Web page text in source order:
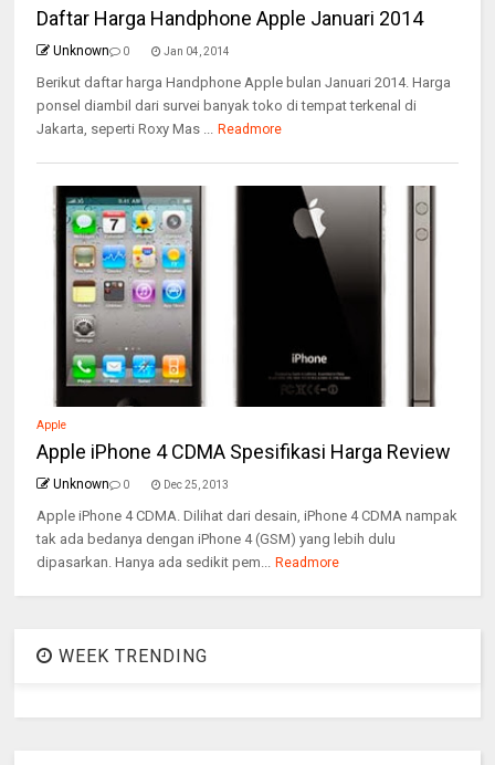
Daftar Harga Handphone Apple Januari 2014
Unknown 0 Jan 04, 2014
Berikut daftar harga Handphone Apple bulan Januari 2014. Harga
ponsel diambil dari survei banyak toko di tempat terkenal di
Jakarta, seperti Roxy Mas ... Readmore
Apple
Apple iPhone 4 CDMA Spesifikasi Harga Review
Unknown 0 Dec 25, 2013
Apple iPhone 4 CDMA. Dilihat dari desain, iPhone 4 CDMA nampak
tak ada bedanya dengan iPhone 4 (GSM) yang lebih dulu
dipasarkan. Hanya ada sedikit pem... Readmore
WEEK TRENDING